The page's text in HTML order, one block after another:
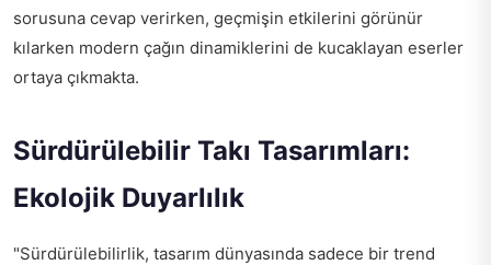
sorusuna cevap verirken, geçmişin etkilerini görünür
kılarken modern çağın dinamiklerini de kucaklayan eserler
ortaya çıkmakta.
Sürdürülebilir Takı Tasarımları:
Ekolojik Duyarlılık
"Sürdürülebilirlik, tasarım dünyasında sadece bir trend